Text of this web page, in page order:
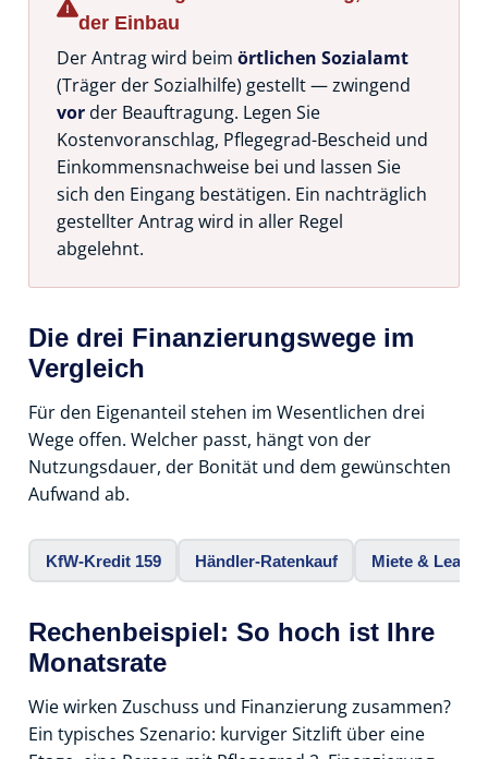
der Einbau
Der Antrag wird beim örtlichen Sozialamt
(Träger der Sozialhilfe) gestellt — zwingend
vorder Beauftragung. Legen Sie
Kostenvoranschlag, Pflegegrad-Bescheid und
Einkommensnachweise bei und lassen Sie
sich den Eingang bestätigen. Ein nachträglich
gestellter Antrag wird in aller Regel
abgelehnt.
Die drei Finanzierungswege im
Vergleich
Für den Eigenanteil stehen im Wesentlichen drei
Wege offen. Welcher passt, hängt von der
Nutzungsdauer, der Bonität und dem gewünschten
Aufwand ab.
KfW-Kredit 159 Händler-Ratenkauf Miete &
Rechenbeispiel: So hoch ist Ihre
Monatsrate
Wie wirken Zuschuss und Finanzierung zusammen?
Ein typisches Szenario: kurviger Sitzlift über eine